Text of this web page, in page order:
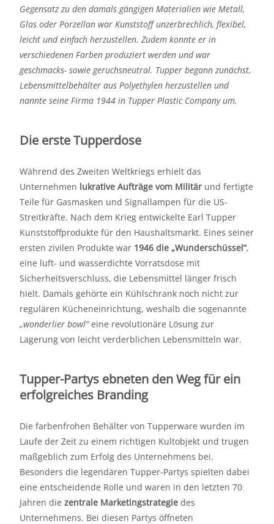
Gegensatz zu den damals gängigen Materialien wie Metall,
Glas oder Porzellan war Kunststoff unzerbrechlich, flexibel,
leicht und einfach herzustellen. Zudem konnte er in
verschiedenen Farben produziert werden und war
geschmacks- sowie geruchsneutral. Tupper begann zunächst,
Lebensmittelbehälter aus Polyethylen herzustellen und
nannte seine Firma 1944 in Tupper Plastic Company um.
Die erste Tupperdose
Während des Zweiten Weltkriegs erhielt das
Unternehmen lukrative Aufträge vom Militär und fertigte
Teile für Gasmasken und Signallampen für die US-
Streitkräfte. Nach dem Krieg entwickelte Earl Tupper
Kunststoffprodukte für den Haushaltsmarkt. Eines seiner
ersten zivilen Produkte war 1946 die „Wunderschüssel“,
eine luft- und wasserdichte Vorratsdose mit
Sicherheitsverschluss, die Lebensmittel länger frisch
hielt. Damals gehörte ein Kühlschrank noch nicht zur
regulären Kücheneinrichtung, weshalb die sogenannte
„wonderlier bowl“eine revolutionäre Lösung zur
Lagerung von leicht verderblichen Lebensmitteln war.
Tupper-Partys ebneten den Weg für ein
erfolgreiches Branding
Die farbenfrohen Behälter von Tupperware wurden im
Laufe der Zeit zu einem richtigen Kultobjekt und trugen
maßgeblich zum Erfolg des Unternehmens bei.
Besonders die legendären Tupper-Partys spielten dabei
eine entscheidende Rolle und waren in den letzten 70
Jahren die zentrale Marketingstrategie des
Unternehmens. Bei diesen Partys öffneten